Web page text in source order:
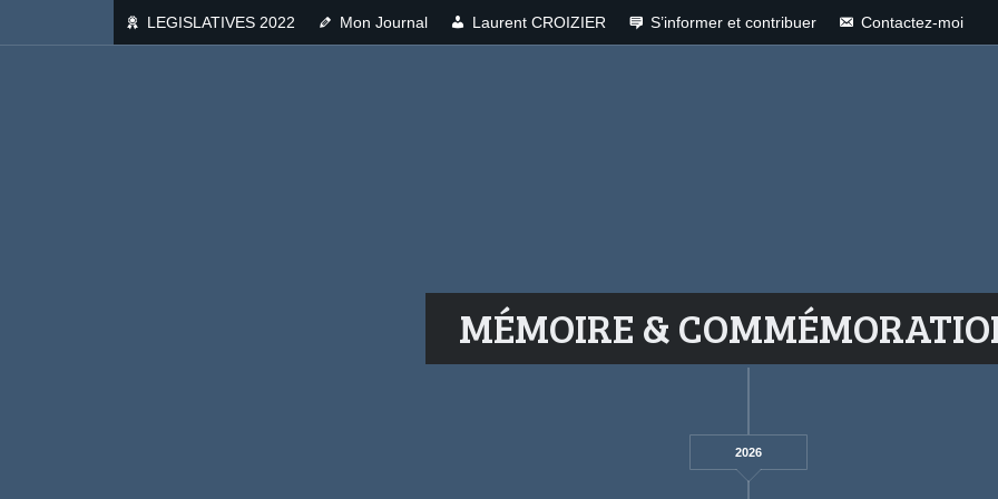
Mon Journal Laurent CROIZIER S’informer et contribuer
LEGISLATIVES 2022 Contactez-moi
MÉMOIRE &
2026